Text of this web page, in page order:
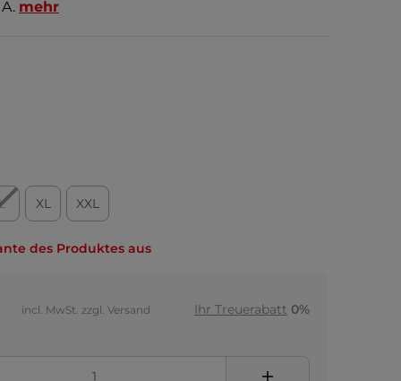
mehr
XL XXL
des Produktes aus
incl. MwSt. zzgl. Versand Ihr Treuerabatt 0%